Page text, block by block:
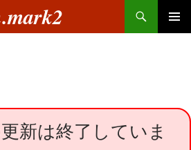
新は終了していま